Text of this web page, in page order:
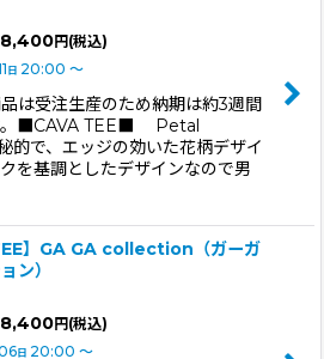
円 (税込)
日 20:00 ～
は受注生産のため納期は約3週間
。■CAVA TEE■ Petal
的で、エッジの効いた花柄デザイ
を基調としたデザインなので男
】GA GA collection（ガーガ
ン）
円(税込)
日 20:00 ～